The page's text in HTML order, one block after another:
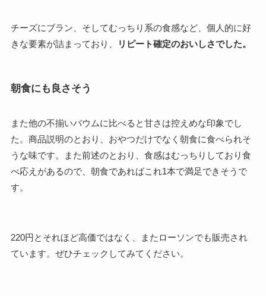
チーズにブラン、そしてむっちり系の食感など、個人的に好
きな要素が詰まっており、
リピート確定のおいしさでした。
朝食にも良さそう
また他の不揃いバウムに比べると甘さは控えめな印象でし
た。商品説明のとおり、おやつだけでなく朝食に食べられそ
うな味です。また前述のとおり、食感はむっちりしており食
べ応えがあるので、朝食であればこれ1本で満足できそうで
す。
220円とそれほど高価ではなく、またローソンでも販売され
ています。ぜひチェックしてみてください。